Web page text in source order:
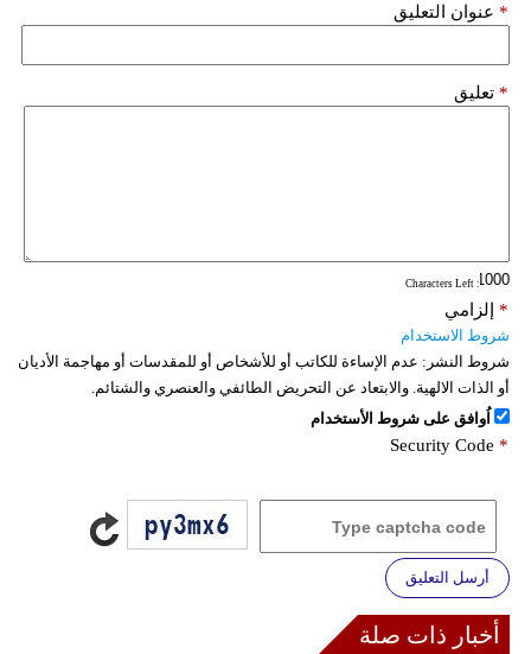
عنوان التعليق *
تعليق *
: Characters Left
إلزامي *
شروط الاستخدام
شروط النشر: عدم الإساءة للكاتب أو للأشخاص أو للمقدسات أو مهاجمة الأديان
أو الذات الالهية. والابتعاد عن التحريض الطائفي والعنصري والشتائم.
اُوافق على شروط الأستخدام
Security Code *
أرسل التعليق
أخبار ذات صلة